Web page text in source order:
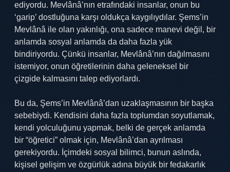
ediyordu. Mevlânâ’nın etrafındaki insanlar, onun bu
‘garip’ dostluğuna karşı oldukça kaygılıydılar. Şems’in
Mevlânâ ile olan yakınlığı, ona sadece manevi değil, bir
anlamda sosyal anlamda da daha fazla yük
bindiriyordu. Çünkü insanlar, Mevlânâ’nın dağılmasını
istemiyor, onun öğretilerinin daha geleneksel bir
çizgide kalmasını talep ediyorlardı.
Bu da, Şems’in Mevlânâ’dan uzaklaşmasının bir başka
sebebiydi. Kendisini daha fazla toplumdan soyutlamak,
kendi yolculuğunu yapmak, belki de gerçek anlamda
bir “öğretici” olmak için, Mevlânâ’dan ayrılması
gerekiyordu. İçimdeki sosyal bilimci, bunun aslında,
kişisel gelişim ve özgürlük adına büyük bir fedakarlık